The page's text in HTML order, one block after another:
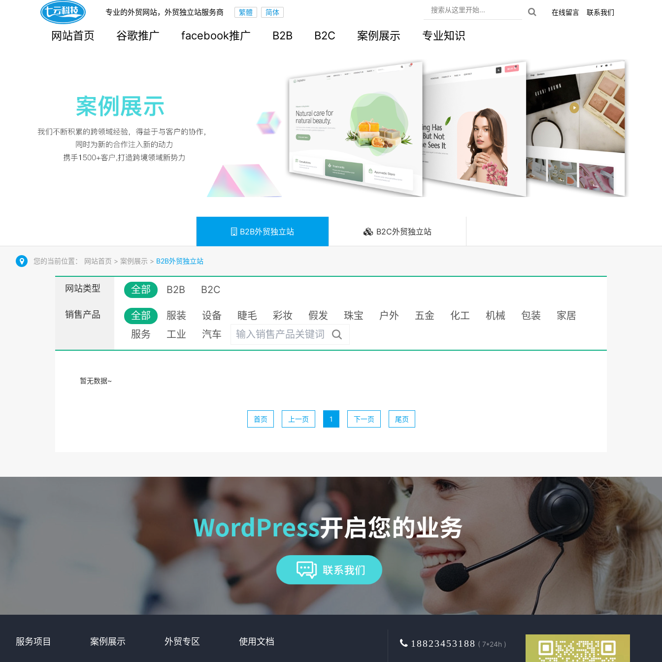
专业的外贸网站，外贸独立站服务商 在线留言 联系我们
网站首页 谷歌推广 facebook推广 B2B B2C 案例展示 专业知识
B2B外贸独立站 B2C外贸独立站
您的当前位置： 网站首页 > 案例展示 > B2B外贸独立站
网站类型 全部 B2B B2C
销售产品 全部 服装 设备 睫毛 彩妆 假发 珠宝 户外 五金 化工 机械 包装
家居
服务
工业 汽车
暂无数据~
首页 上一页 1 下一页 尾页
服务项目 案例展示 外贸专区 使用文档 18823453188 ( 7*24h )